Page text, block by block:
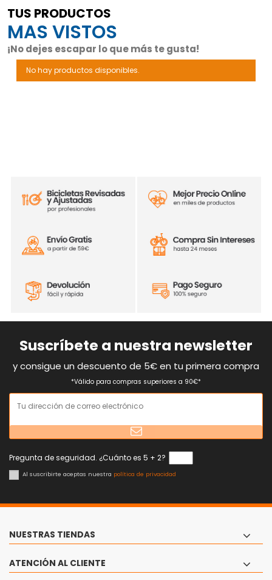
TUS PRODUCTOS
MAS VISTOS
¡No dejes escapar lo que más te gusta!
No hay productos disponibles.
Suscríbete a nuestra newsletter
y consigue un descuento de 5€ en tu primera compra
*Válido para compras superiores a 90€*
Pregunta de seguridad. ¿Cuánto es 5 + 2?
Al suscribirte aceptas nuestra política de privacidad
NUESTRAS TIENDAS
ATENCIÓN AL CLIENTE